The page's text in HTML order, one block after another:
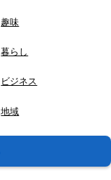
趣味
暮らし
ビジネス
地域